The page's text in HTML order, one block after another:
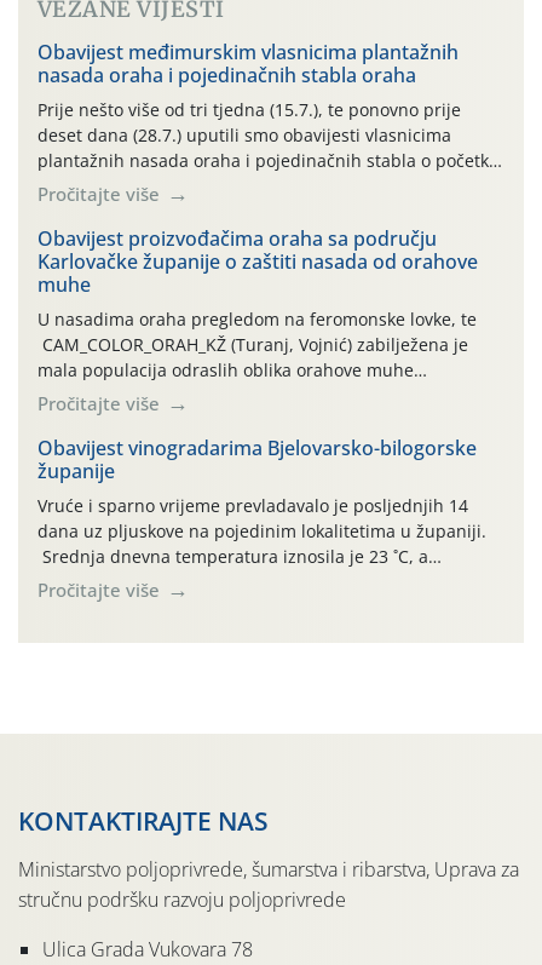
VEZANE VIJESTI
Obavijest međimurskim vlasnicima plantažnih
nasada oraha i pojedinačnih stabla oraha
Prije nešto više od tri tjedna (15.7.), te ponovno prije
deset dana (28.7.) uputili smo obavijesti vlasnicima
plantažnih nasada oraha i pojedinačnih stabla o početku
leta i ovogodišnjoj potrebi usmjerenog suzbijanja
orahove muhe (Rhagoletis completa)! Već dvanaest dana
traje drugi ovogodišnji “toplinski udar”, koji naročito
izražen zadnja šest dana (31.7.-05.8.), jer najviše
temperature zraka svakodnevno […]
Pročitajte više
Obavijest proizvođačima oraha sa području
Karlovačke županije o zaštiti nasada od orahove
muhe
U nasadima oraha pregledom na feromonske lovke, te
CAM_COLOR_ORAH_KŽ (Turanj, Vojnić) zabilježena je
mala populacija odraslih oblika orahove muhe
(Rhagoletis completa). Niska brojnost može se objasniti
činjenicom da je riječ o mladim nasadima s vrlo malim
urodom, što je povezano i s manjim brojem prezimjelih
jedinki. U starijim nasadima, na žutim ljepljivim Rebell
pločama s […]
Pročitajte više
Obavijest vinogradarima Bjelovarsko-bilogorske
županije
Vruće i sparno vrijeme prevladavalo je posljednjih 14
dana uz pljuskove na pojedinim lokalitetima u županiji.
Srednja dnevna temperatura iznosila je 23 ˚C, a
maksimalne su posljednjih dana dosezale do 35 ˚C.
Simptome plamenjače vinove loze (Plasmoparas
Pročitajte više
KONTAKTIRAJTE NAS
Ministarstvo poljoprivrede, šumarstva i ribarstva, Uprava za
stručnu podršku razvoju poljoprivrede
Ulica Grada Vukovara 78